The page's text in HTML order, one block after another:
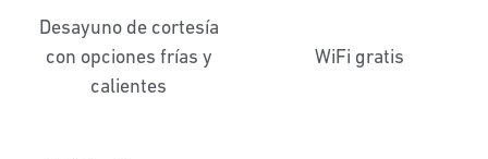
Desayuno de cortesía
con opciones frías y
calientes
WiFi gratis